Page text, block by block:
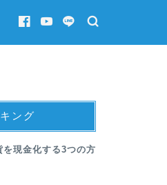
ング
を現金化する3つの方